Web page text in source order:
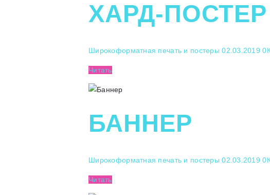
ХАРД-ПОСТЕР
Широкоформатная печать и постеры 02.03.2019 0
Читать
БАННЕР
Широкоформатная печать и постеры 02.03.2019 0
Читать